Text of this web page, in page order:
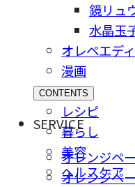
鏡リュ
水晶玉
オレペエデ
漫画
CONTENTS
レシピ
暮らし
美容
ヘルスケア
SERVICE
オレンジペ
オレンジペ